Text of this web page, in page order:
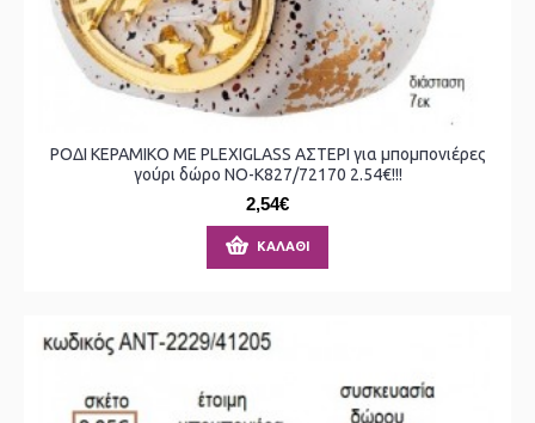
ΡΟΔΙ ΚΕΡΑΜΙΚΟ ΜΕ PLEXIGLASS ΑΣΤΕΡΙ για μπομπονιέρες
γούρι δώρο ΝΟ-Κ827/72170 2.54€!!!
2,54€
ΚΑΛΆΘΙ